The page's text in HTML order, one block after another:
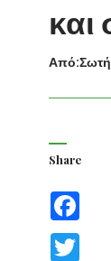
Share
Twitter